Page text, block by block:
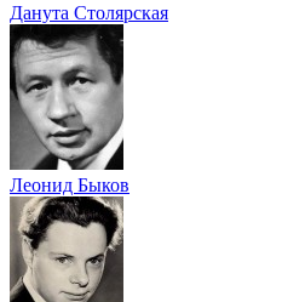
Данута Столярская
Леонид Быков